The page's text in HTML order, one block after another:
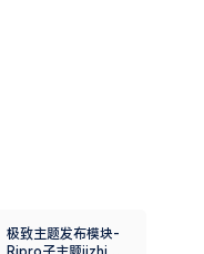
您当前的等级为 游客